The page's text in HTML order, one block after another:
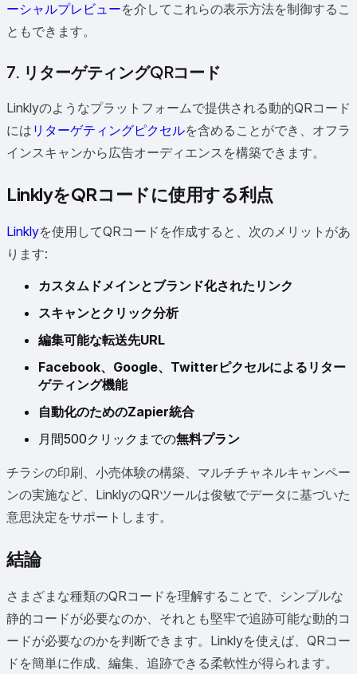
ーシャルプレビューを介してこれらの表示方法を制御するこ
ともできます。
7. リターゲティングQRコード
Linklyのようなプラットフォームで提供される動的QRコード
には リターゲティングピクセルを含めることができ、オフラ
インスキャンから広告オーディエンスを構築できます。
LinklyをQRコードに使用する利点
Linklyを使用してQRコードを作成すると、次のメリットがあ
ります:
カスタムドメインとブランド化されたリンク
スキャンとクリック分析
編集可能な転送先URL
Facebook、Google、Twitterピクセルによるリター
ゲティング機能
自動化のためのZapier統合
月間500クリックまでの無料プラン
チラシの印刷、小売体験の構築、マルチチャネルキャンペー
ンの実施など、LinklyのQRツールは俊敏でデータに基づいた
意思決定をサポートします。
結論
さまざまな種類のQRコードを理解することで、シンプルな
静的コードが必要なのか、それとも堅牢で追跡可能な動的コ
ードが必要なのかを判断できます。Linklyを使えば、QRコー
ドを簡単に作成、編集、追跡できる柔軟性が得られます。